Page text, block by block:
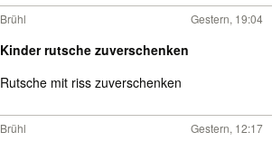
Brühl Gestern, 19:04
Kinder rutsche zuverschenken
Rutsche mit riss zuverschenken
Brühl Gestern, 12:17